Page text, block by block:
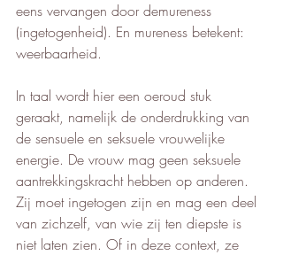
eens vervangen door demureness
(ingetogenheid). En mureness betekent:
weerbaarheid.
In taal wordt hier een oeroud stuk
geraakt, namelijk de onderdrukking van
de sensuele en seksuele vrouwelijke
energie. De vrouw mag geen seksuele
aantrekkingskracht hebben op anderen.
Zij moet ingetogen zijn en mag een deel
van zichzelf, van wie zij ten diepste is
niet laten zien. Of in deze context, ze